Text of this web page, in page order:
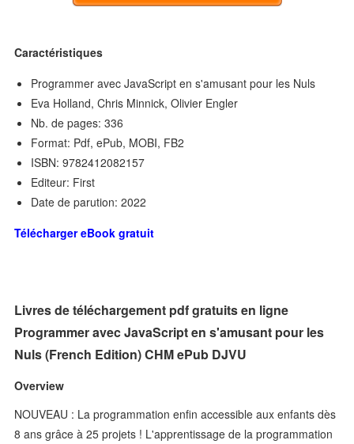
Caractéristiques
Programmer avec JavaScript en s'amusant pour les Nuls
Eva Holland, Chris Minnick, Olivier Engler
Nb. de pages: 336
Format: Pdf, ePub, MOBI, FB2
ISBN: 9782412082157
Editeur: First
Date de parution: 2022
Télécharger eBook gratuit
Livres de téléchargement pdf gratuits en ligne
Programmer avec JavaScript en s'amusant pour les
Nuls (French Edition) CHM ePub DJVU
Overview
NOUVEAU : La programmation enfin accessible aux enfants dès
8 ans grâce à 25 projets ! L'apprentissage de la programmation